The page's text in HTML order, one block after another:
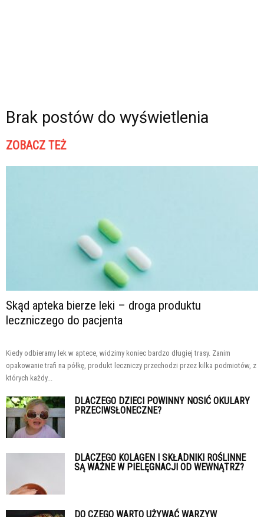
Brak postów do wyświetlenia
ZOBACZ TEŻ
Skąd apteka bierze leki – droga produktu
leczniczego do pacjenta
Kiedy odbieramy lek w aptece, widzimy koniec bardzo długiej trasy. Zanim
opakowanie trafi na półkę, produkt leczniczy przechodzi przez kilka podmiotów, z
których każdy...
DLACZEGO DZIECI POWINNY NOSIĆ OKULARY
PRZECIWSŁONECZNE?
DLACZEGO KOLAGEN I SKŁADNIKI ROŚLINNE
SĄ WAŻNE W PIELĘGNACJI OD WEWNĄTRZ?
DO CZEGO WARTO UŻYWAĆ WARZYW